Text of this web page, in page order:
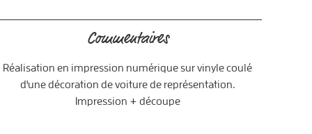
Commentaires
Réalisation en impression numérique sur vinyle coulé
d'une décoration de voiture de représentation.
Impression + découpe